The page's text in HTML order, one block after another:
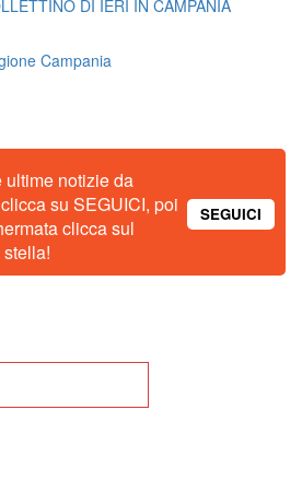
DI IERI IN CAMPANIA
Campania
ultime notizie da
su SEGUICI, poi
clicca sul
SEGUICI